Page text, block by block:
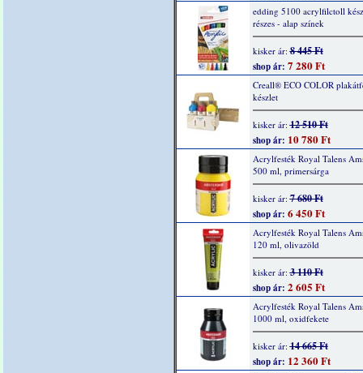
edding 5100 acrylfilctoll
részes - alap színek
kisker ár:8 445 Ft
shop ár: 7 280 Ft
Creall® ECO COLOR
készlet
kisker ár:12 510 Ft
shop ár: 10 780 Ft
Acrylfesték Royal Talens
500 ml, primersárga
kisker ár:7 680 Ft
shop ár: 6 450 Ft
Acrylfesték Royal Talens
120 ml, olivazöld
kisker ár:3 110 Ft
shop ár: 2 605 Ft
Acrylfesték Royal Talens
1000 ml, oxidfekete
kisker ár:14 665 Ft
shop ár: 12 360 Ft